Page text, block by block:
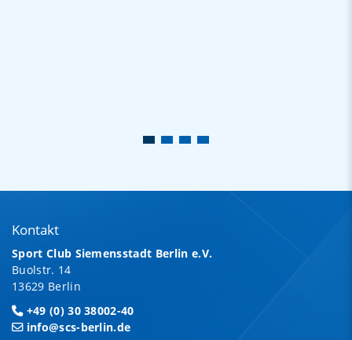
Kontakt
Sport Club Siemensstadt Berlin e.V.
Buolstr. 14
13629 Berlin
+49 (0) 30 38002-40
info@scs-berlin.de